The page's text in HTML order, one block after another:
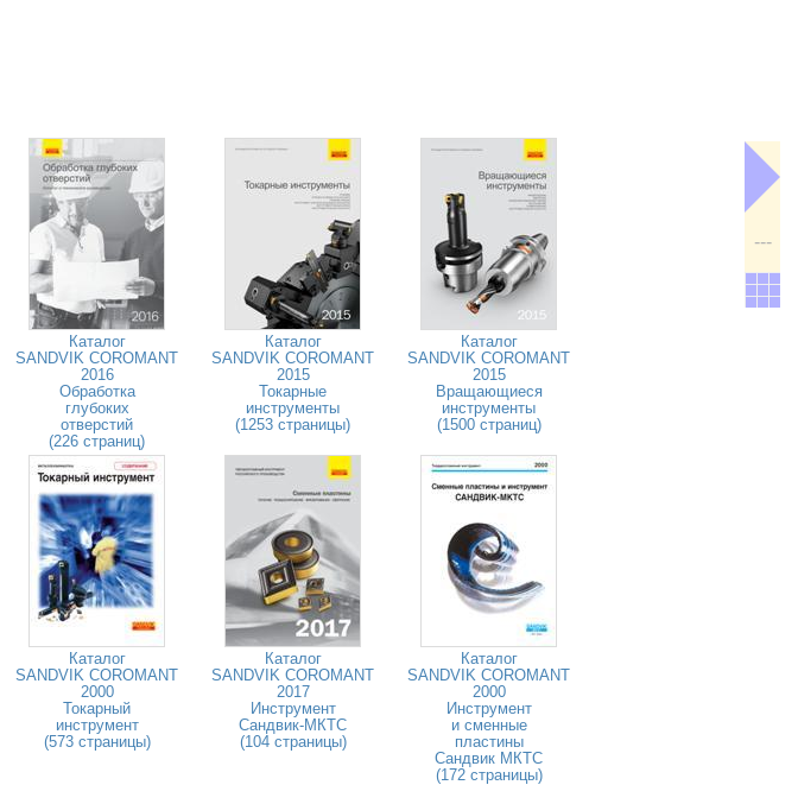
Каталог
SANDVIK COROMANT
2016
Обработка
глубоких
отверстий
(226 страниц)
Каталог
SANDVIK COROMANT
2015
Токарные
инструменты
(1253 страницы)
Каталог
SANDVIK COROMANT
2015
Вращающиеся
инструменты
(1500 страниц)
Каталог
SANDVIK COROMANT
2000
Токарный
инструмент
(573 страницы)
Каталог
SANDVIK COROMANT
2017
Инструмент
Сандвик-МКТС
(104 страницы)
Каталог
SANDVIK COROMANT
2000
Инструмент
и сменные
пластины
Сандвик МКТС
(172 страницы)
---